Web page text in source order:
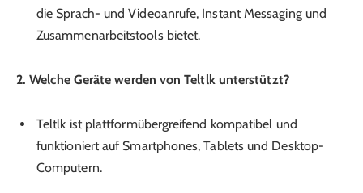
die Sprach- und Videoanrufe, Instant Messaging und
Zusammenarbeitstools bietet.
2. Welche Geräte werden von Teltlk unterstützt?
Teltlk ist plattformübergreifend kompatibel und
funktioniert auf Smartphones, Tablets und Desktop-
Computern.